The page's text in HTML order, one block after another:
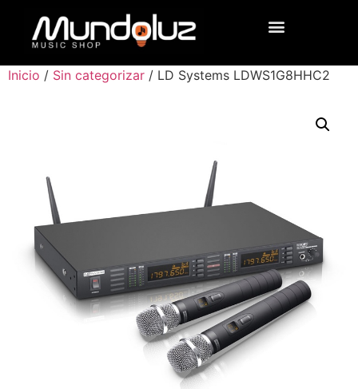
Inicio / Sin categorizar / LD Systems LDWS1G8HHC2